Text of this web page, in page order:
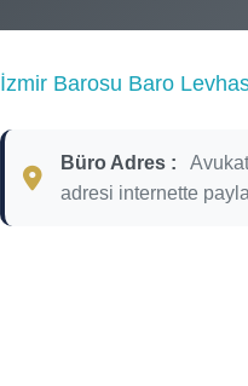
İzmir Barosu Baro
Büro Adres :
adresi internette